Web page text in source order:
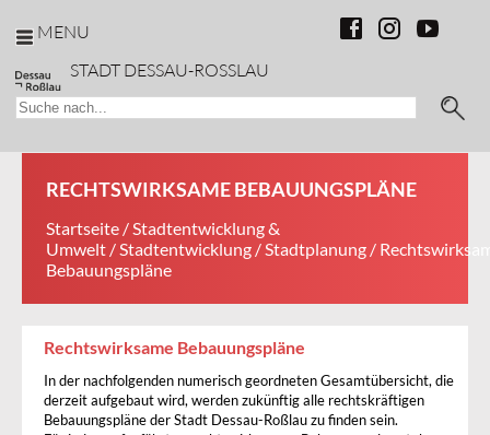
MENU
STADT DESSAU-ROSSLAU
RECHTSWIRKSAME BEBAUUNGSPLÄNE
Startseite /Stadtentwicklung &
Umwelt /Stadtentwicklung /Stadtplanung /
Bebauungspläne
Rechtswirksame Bebauungspläne
In der nachfolgenden numerisch geordneten Gesamtübersicht, die
derzeit aufgebaut wird, werden zukünftig alle rechtskräftigen
Bebauungspläne der Stadt Dessau-Roßlau zu finden sein.